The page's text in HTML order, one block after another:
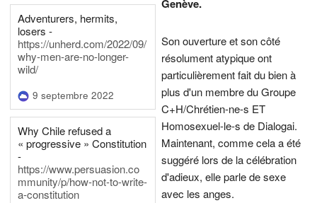
Adventurers, hermits,
losers -
https://unherd.com/2022/09/
why-men-are-no-longer-
wild/
9 septembre 2022
Why Chile refused a
« progressive » Constitution
-
https://www.persuasion.co
mmunity/p/how-not-to-write-
a-constitution
Genève.
Son ouverture et son côté
résolument atypique ont
particulièrement fait du bien à
plus d'un membre du Groupe
C+H/Chrétien-ne-s ET
Homosexuel-le-s de Dialogai.
Maintenant, comme cela a été
suggéré lors de la célébration
d'adieux, elle parle de sexe
avec les anges.